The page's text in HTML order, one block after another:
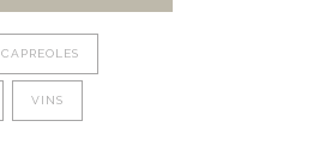
CAPREOLES
VINS